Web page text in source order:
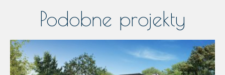
Podobne projekty